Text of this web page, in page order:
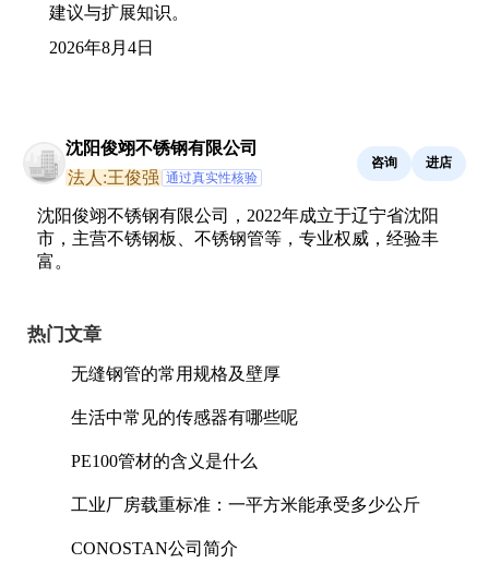
建议与扩展知识。
2026年8月4日
沈阳俊翊不锈钢有限公司
法人:王俊强 通过真实性核验
咨询 进店
沈阳俊翊不锈钢有限公司，2022年成立于辽宁省沈阳
市，主营不锈钢板、不锈钢管等，专业权威，经验丰
富。
热门文章
无缝钢管的常用规格及壁厚
生活中常见的传感器有哪些呢
PE100管材的含义是什么
工业厂房载重标准：一平方米能承受多少公斤
CONOSTAN公司简介